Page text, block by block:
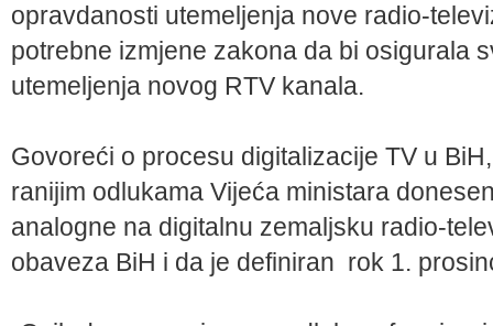
opravdanosti utemeljenja nove radio-
potrebne izmjene zakona da bi osigurala
utemeljenja novog RTV kanala.
Govoreći o procesu digitalizacije TV u
ranijim odlukama Vijeća ministara
analogne na digitalnu zemaljsku radio-
obaveza BiH i da je definiran rok 1.